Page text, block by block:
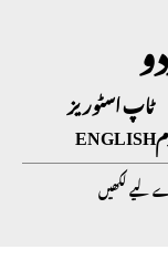
ٹاپ اسٹوریز
ENGLISH
لیے لکھیں